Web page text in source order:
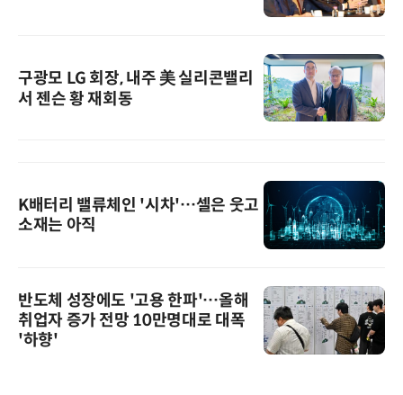
구광모 LG 회장, 내주 美 실리콘밸리
서 젠슨 황 재회동
K배터리 밸류체인 '시차'…셀은 웃고
소재는 아직
반도체 성장에도 '고용 한파'…올해
취업자 증가 전망 10만명대로 대폭
'하향'